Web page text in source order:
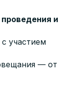
и
участием
— от